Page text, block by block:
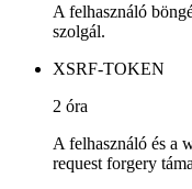
A felhasználó
szolgál.
XSRF-TOKEN
2 óra
A felhasználó és a
request forgery